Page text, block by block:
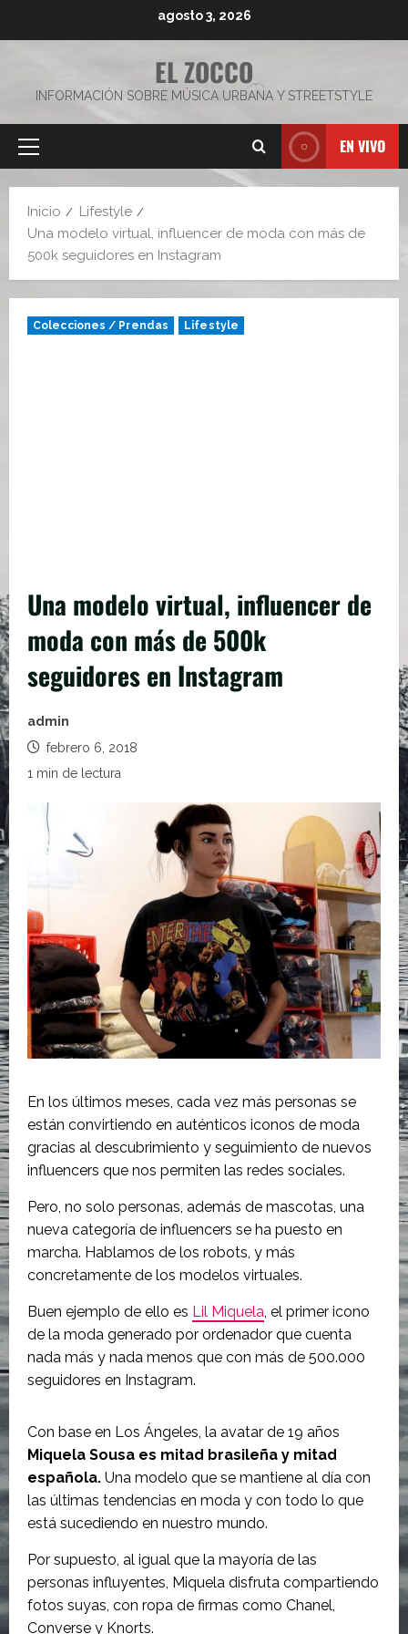
agosto 3, 2026
EL ZOCCO
INFORMACIÓN SOBRE MÚSICA URBANA Y STREETSTYLE
Menú
EN VIVO
Inicio
Lifestyle
Una modelo virtual, influencer de moda con más de
500k seguidores en Instagram
Colecciones / Prendas Lifestyle
Una modelo virtual, influencer de
moda con más de 500k
seguidores en Instagram
admin
febrero 6, 2018
1 min de lectura
En los últimos meses, cada vez más personas se
están convirtiendo en auténticos iconos de moda
gracias al descubrimiento y seguimiento de nuevos
influencers que nos permiten las redes sociales.
Pero, no solo personas, además de mascotas, una
nueva categoría de influencers se ha puesto en
marcha. Hablamos de los robots, y más
concretamente de los modelos virtuales.
Buen ejemplo de ello es Lil Miquela, el primer icono
de la moda generado por ordenador que cuenta
nada más y nada menos que con más de 500.000
seguidores en Instagram.
Con base en Los Ángeles, la avatar de 19 años
Miquela Sousa es mitad brasileña y mitad
española. Una modelo que se mantiene al día con
las últimas tendencias en moda y con todo lo que
está sucediendo en nuestro mundo.
Por supuesto, al igual que la mayoría de las
personas influyentes, Miquela disfruta compartiendo
fotos suyas, con ropa de firmas como Chanel,
Converse y Knorts.